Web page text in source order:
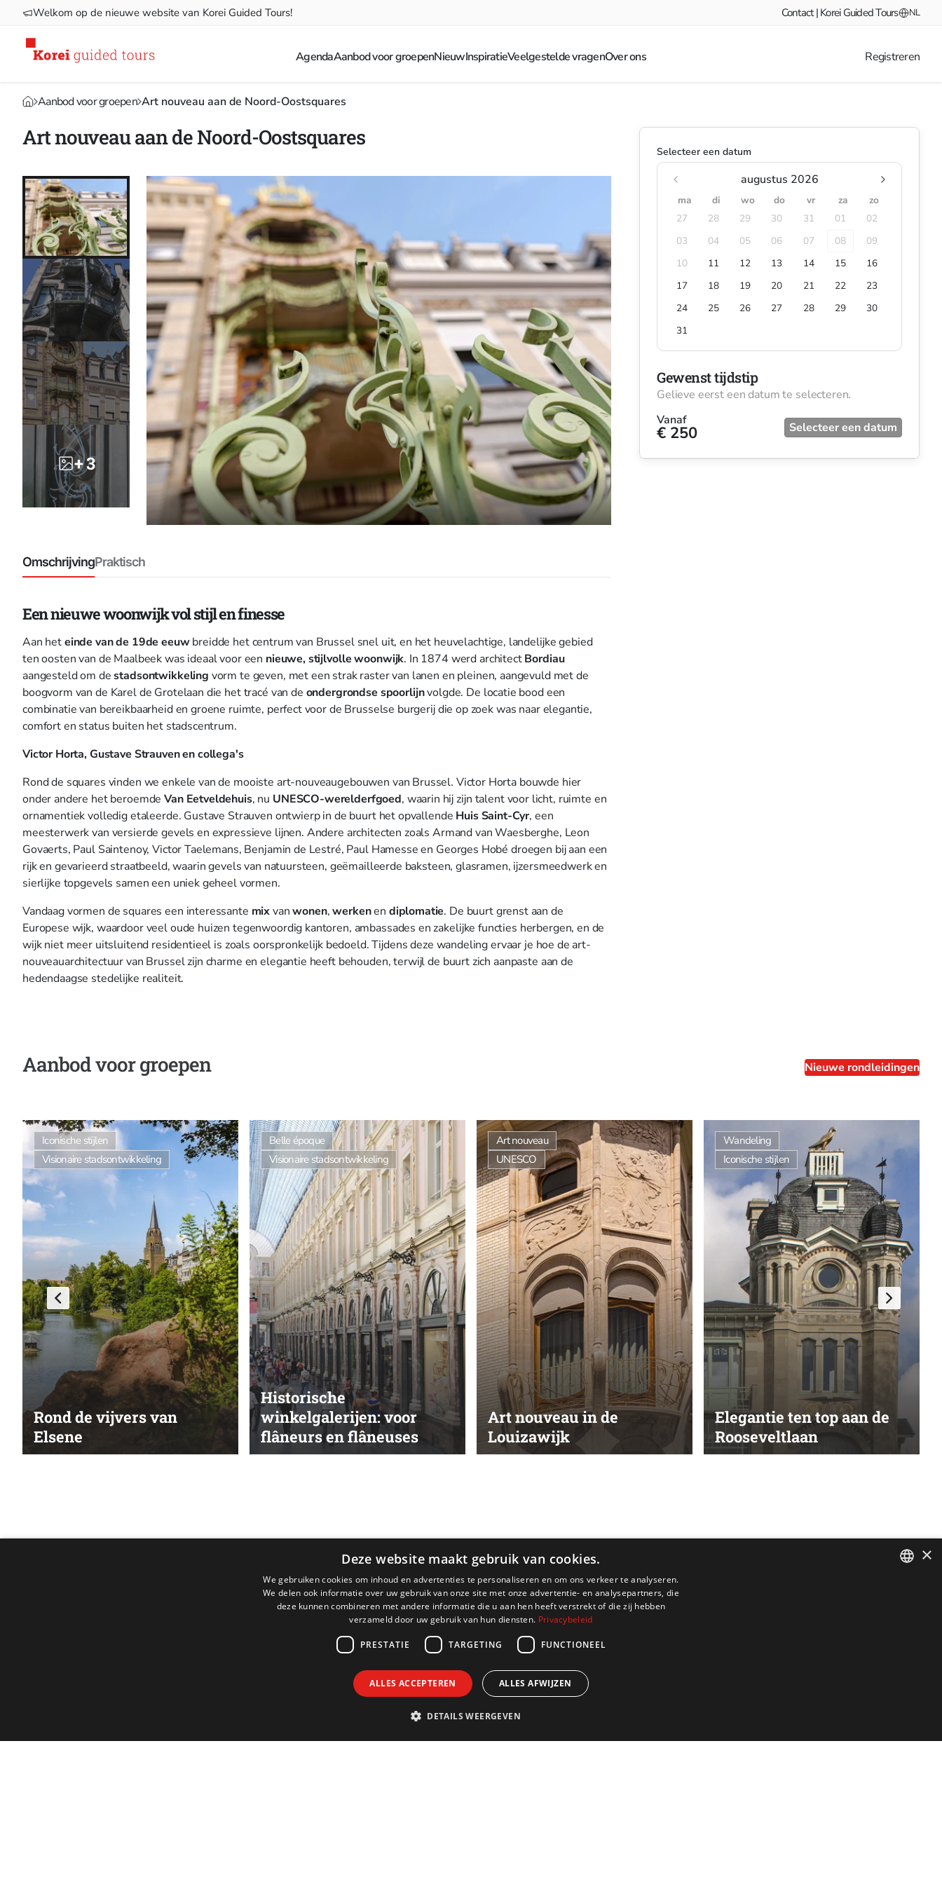
Welkom op de nieuwe website van Korei Guided Tours! Contact | Korei Guided Tours NL
AgendaAanbod voor groepenNieuwInspiratieVeelgestelde vragenOver ons Registreren
Aanbod voor groepen Art nouveau aan de Noord-Oostsquares
Art nouveau aan de Noord-Oostsquares
+ 3
OmschrijvingPraktisch
Een nieuwe woonwijk vol stijl en finesse
Aan heteinde van de 19de eeuwbreidde het centrum van Brussel snel uit, en het heuvelachtige, landelijke gebied
ten oosten van de Maalbeek was ideaal voor een nieuwe, stijlvolle woonwijk. In 1874 werd architectBordiau
aangesteld om destadsontwikkeling vorm te geven, met een strak raster van lanen en pleinen, aangevuld met de
boogvorm van de Karel de Grotelaan die het tracé van de ondergrondse spoorlijnvolgde. De locatie bood een
combinatie van bereikbaarheid en groene ruimte, perfect voor de Brusselse burgerij die op zoek was naar elegantie,
comfort en status buiten het stadscentrum.
Victor Horta, Gustave Strauven en collega's
Rond de squares vinden we enkele van de mooiste art-nouveaugebouwen van Brussel. Victor Horta bouwde hier
onder andere het beroemdeVan Eetveldehuis, nu UNESCO-werelderfgoed, waarin hij zijn talent voor licht, ruimte en
ornamentiek volledig etaleerde. Gustave Strauven ontwierp in de buurt het opvallende Huis Saint-Cyr, een
meesterwerk van versierde gevels en expressieve lijnen. Andere architecten zoals Armand van Waesberghe, Leon
Govaerts, Paul Saintenoy, Victor Taelemans, Benjamin de Lestré, Paul Hamesse en Georges Hobé droegen bij aan een
rijk en gevarieerd straatbeeld, waarin gevels van natuursteen, geëmailleerde baksteen, glasramen, ijzersmeedwerk en
sierlijke topgevels samen een uniek geheel vormen.
Vandaag vormen de squares een interessante mixvanwonen,werkenen diplomatie. De buurt grenst aan de
Europese wijk, waardoor veel oude huizen tegenwoordig kantoren, ambassades en zakelijke functies herbergen, en de
wijk niet meer uitsluitend residentieel is zoals oorspronkelijk bedoeld. Tijdens deze wandeling ervaar je hoe de art-
nouveauarchitectuur van Brussel zijn charme en elegantie heeft behouden, terwijl de buurt zich aanpaste aan de
hedendaagse stedelijke realiteit.
Selecteer een datum
augustus 2026
ma di wo do vr za
zo
27
28 29 30 31 01
02
03
04 05 06 07 08
09
10
11 12 13 14 15
16
17
18 19 20 21 22
23
24
25 26 27 28 29
30
31
Gewenst tijdstip
Gelieve eerst een datum te selecteren.
Vanaf
€ 250 Selecteer een datum
Aanbod voor groepen Nieuwe rondleidingen
Iconische stijlen
Visionaire stadsontwikkeling
Rond de vijvers van
Elsene
Belle époque
Visionaire stadsontwikkeling
Historische
winkelgalerijen: voor
flâneurs en flâneuses
Art nouveau
UNESCO
Art nouveau in de
Louizawijk
Wandeling
Iconische stijlen
Elegantie ten top aan de
Rooseveltlaan
×
Deze website maakt gebruik van cookies.
We gebruiken cookies om inhoud en advertenties te personaliseren en om ons verkeer te analyseren.
We delen ook informatie over uw gebruik van onze site met onze advertentie- en analysepartners, die
deze kunnen combineren met andere informatie die u aan hen heeft verstrekt of die zij hebben
verzameld door uw gebruik van hun diensten. Privacybeleid
PRESTATIE TARGETING FUNCTIONEEL
ALLES ACCEPTEREN ALLES AFWIJZEN
DETAILS WEERGEVEN